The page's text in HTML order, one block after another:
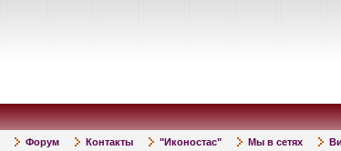
Форум Контакты "Иконостас" Мы в сетях